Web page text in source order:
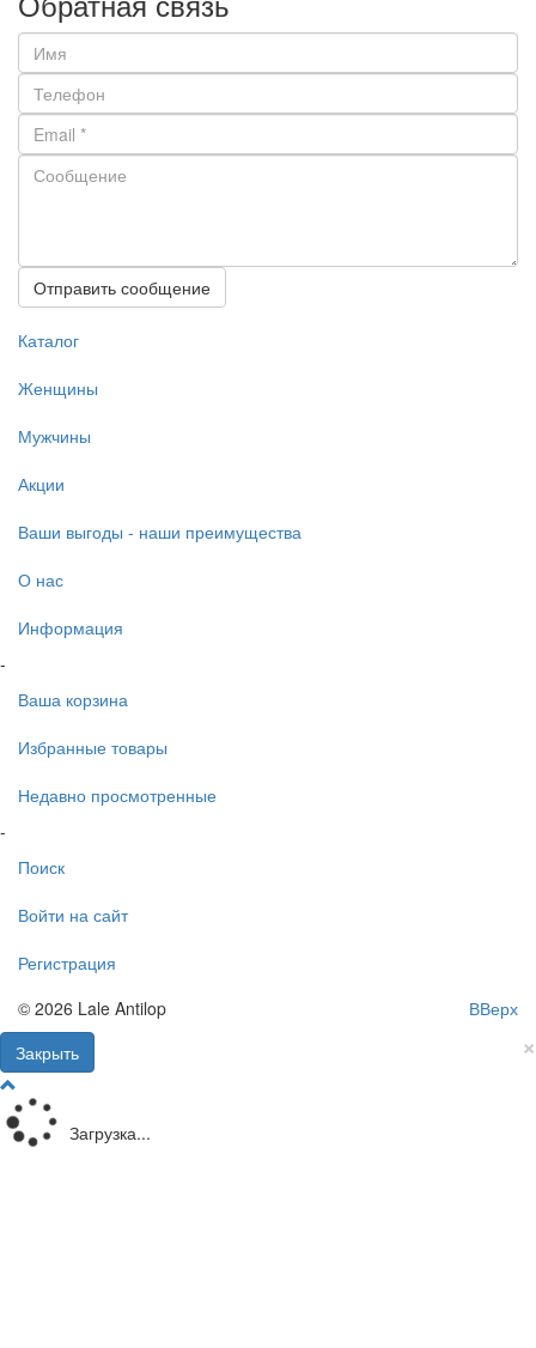
Отправить сообщение
Каталог
Женщины
Мужчины
Акции
Ваши выгоды - наши преимущества
О нас
Информация
-
Ваша корзина
Избранные товары
Недавно просмотренные
-
Поиск
Войти на сайт
Регистрация
ВВерх
© 2026 Lale Antilop
×
Закрыть
Загрузка...